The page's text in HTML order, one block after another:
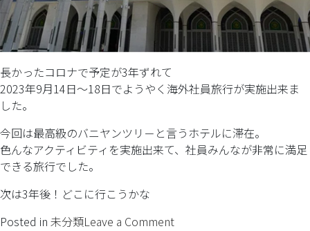
長かったコロナで予定が3年ずれて
2023年9月14日～18日でようやく海外社員旅行が実施出来ま
した。
今回は最高級のバニヤンツリ－と言うホテルに滞在。
色んなアクティビティを実施出来て、社員みんなが非常に満足
できる旅行でした。
次は3年後！どこに行こうかな
Posted in 未分類Leave a Comment